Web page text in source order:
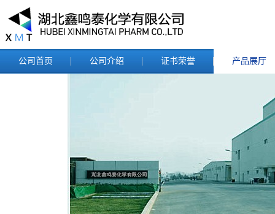
公司首页 公司介绍 证书荣誉 产品展厅